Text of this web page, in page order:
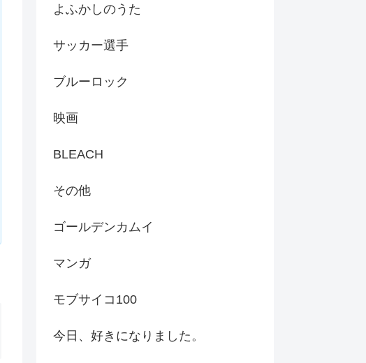
よふかしのうた
サッカー選手
ブルーロック
映画
BLEACH
その他
ゴールデンカムイ
マンガ
モブサイコ100
今日、好きになりました。